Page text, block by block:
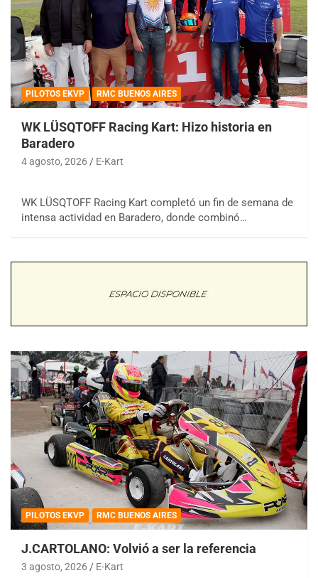
PILOTOS EKVP RMC BUENOS AIRES
WK LÜSQTOFF Racing Kart: Hizo historia en
Baradero
4 agosto, 2026 E-Kart
WK LÜSQTOFF Racing Kart completó un fin de semana de
intensa actividad en Baradero, donde combinó…
PILOTOS EKVP RMC BUENOS AIRES
J.CARTOLANO: Volvió a ser la referencia
3 agosto, 2026 E-Kart